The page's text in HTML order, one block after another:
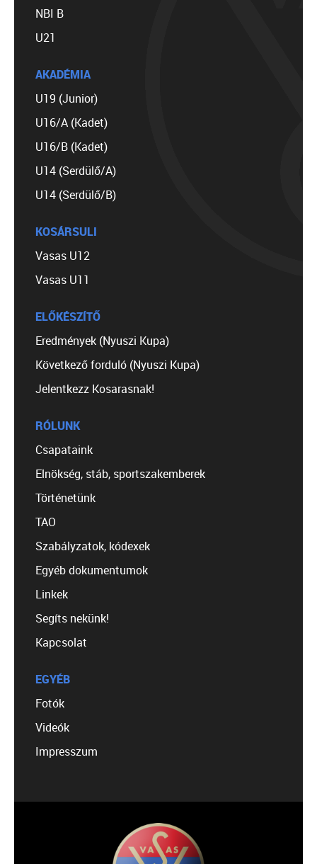
NBI B
U21
AKADÉMIA
U19 (Junior)
U16/A (Kadet)
U16/B (Kadet)
U14 (Serdülő/A)
U14 (Serdülő/B)
KOSÁRSULI
Vasas U12
Vasas U11
ELŐKÉSZÍTŐ
Eredmények (Nyuszi Kupa)
Következő forduló (Nyuszi Kupa)
Jelentkezz Kosarasnak!
RÓLUNK
Csapataink
Elnökség, stáb, sportszakemberek
Történetünk
TAO
Szabályzatok, kódexek
Egyéb dokumentumok
Linkek
Segíts nekünk!
Kapcsolat
EGYÉB
Fotók
Videók
Impresszum